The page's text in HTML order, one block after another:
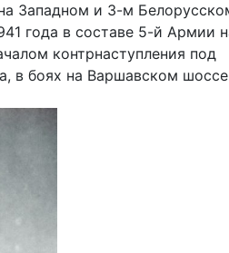
Западном и 3-м
года в составе 5-й Армии
контрнаступления под
в боях на Варшавском